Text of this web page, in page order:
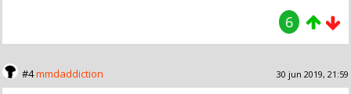
6
#4mmdaddiction 30 jun 2019, 21:59